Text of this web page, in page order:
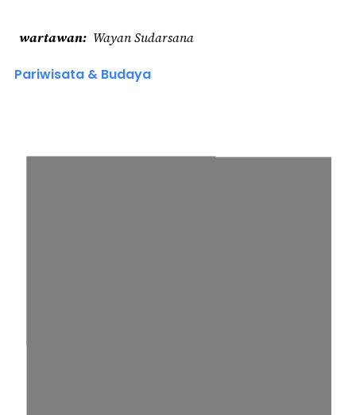
wartawan Wayan Sudarsana
Pariwisata & Budaya